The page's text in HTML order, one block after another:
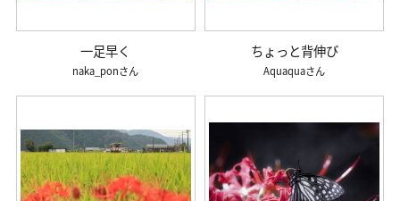
一足早く
naka_pon
ちょっと背伸び
Aquaqua